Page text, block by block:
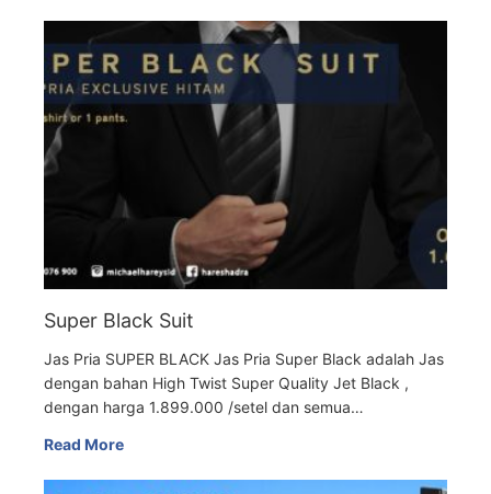
Super Black Suit
Jas Pria SUPER BLACK Jas Pria Super Black adalah Jas
dengan bahan High Twist Super Quality Jet Black ,
dengan harga 1.899.000 /setel dan semua…
Read More